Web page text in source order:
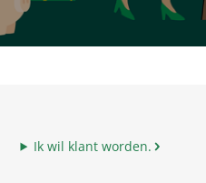
Ik wil klant worden.